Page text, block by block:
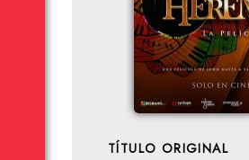
TÍTULO ORIGINAL